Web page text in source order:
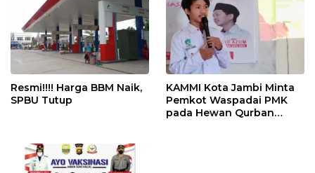
Resmi!!!! Harga BBM Naik,
SPBU Tutup
KAMMI Kota Jambi Minta
Pemkot Waspadai PMK
pada Hewan Qurban